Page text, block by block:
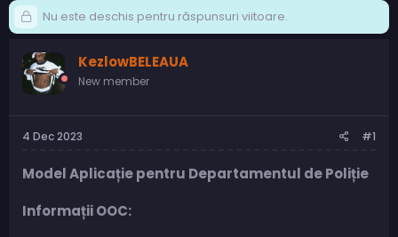
Nu este deschis pentru răspunsuri viitoare.
KezlowBELEAUA
New member
4 Dec 2023 #1
Model Aplicație pentru Departamentul de Poliție
Informații OOC: